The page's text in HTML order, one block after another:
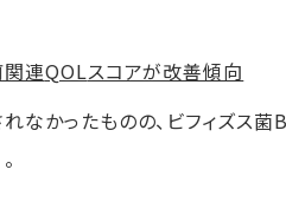
関連QOLスコアが改善傾向
かったものの、ビフィズス菌